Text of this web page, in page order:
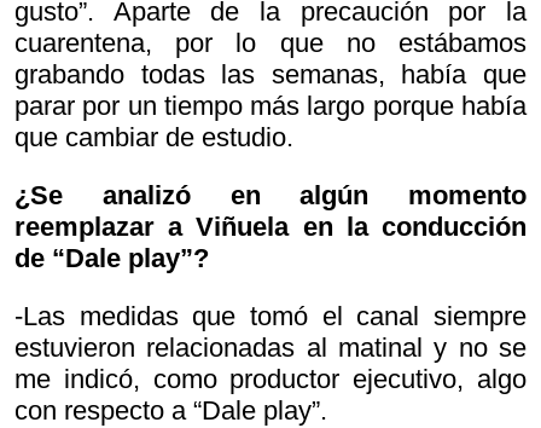
gusto”. Aparte de la precaución por la
cuarentena, por lo que no estábamos
grabando todas las semanas, había que
parar por un tiempo más largo porque había
que cambiar de estudio.
¿Se analizó en algún momento
reemplazar a Viñuela en la conducción
de “Dale play”?
-Las medidas que tomó el canal siempre
estuvieron relacionadas al matinal y no se
me indicó, como productor ejecutivo, algo
con respecto a “Dale play”.